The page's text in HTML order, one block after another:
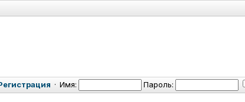
· Имя: Пароль: